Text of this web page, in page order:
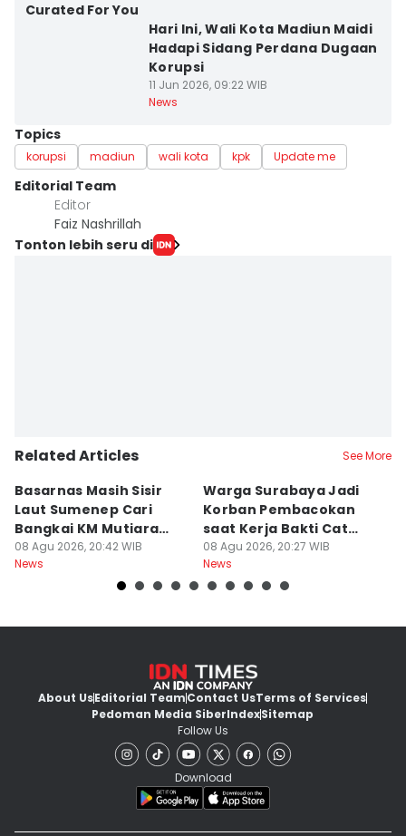
Curated For You
Hari Ini, Wali Kota Madiun Maidi
Hadapi Sidang Perdana Dugaan
Korupsi
11 Jun 2026, 09:22 WIB
News
Topics
korupsi madiun wali kota kpk Update me
Editorial Team
Editor
Faiz Nashrillah
Tonton lebih seru di
Related Articles See More
Basarnas Masih Sisir
Laut Sumenep Cari
Bangkai KM Mutiara
Sentosa II
08 Agu 2026, 20:42 WIB
News
Warga Surabaya Jadi
Korban Pembacokan
saat Kerja Bakti Cat
Gapura
08 Agu 2026, 20:27 WIB
News
About UsEditorial TeamContact UsTerms of Services
Pedoman Media SiberIndexSitemap
Follow Us
Download